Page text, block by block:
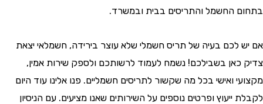
החשמל והתריסים בבית ובמשרד.
לכם בעיה של תריס חשמלי שלא עוצר בירידה, חשמלאי יצאת
בשבילכם! נשמח לעמוד לרשותכם ולספק שירות אמין,
ואישי בכל מה שקשור לתריסים חשמליים. פנו אלינו עוד היום
ייעוץ ופרטים נוספים על השירותים שאנו מציעים. עם הניסיון